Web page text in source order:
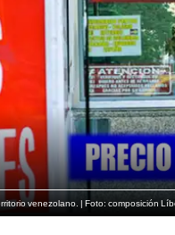
venezolano. | Foto: composición